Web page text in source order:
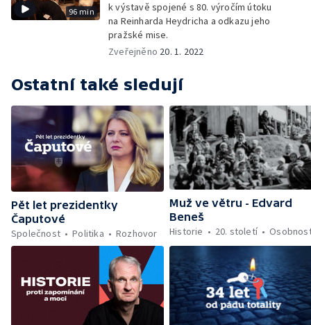
96 min
k výstavě spojené s 80. výročím útoku
na Reinharda Heydricha a odkazu jeho
pražské mise.
Zveřejněno 20. 1. 2022
Ostatní také sledují
Pět let prezidentky
Čaputové
Společnost
Politika Rozhovor
Muž ve větru - Edvard
Beneš
Historie
20. století